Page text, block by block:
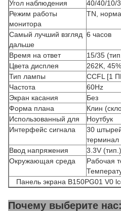
Угол наблюдения
40/40/10/
Режим работы
монитора
TN,
Самый лучший взгляд
дальше
6 часов
Время на ответ
15/35
Цвета дисплея
262K,
Тип лампы
CCFL [1
Частота
60Hz
Экран касания
Без
Форма плана
Клин
Использованный для
Ноутбук
Интерфейс сигнала
30
терминал
Ввод напряжения
3.3V (тип.)
Окружающая среда
Рабочая
Панель экрана B150PG01 V0
Почему выберите нас: